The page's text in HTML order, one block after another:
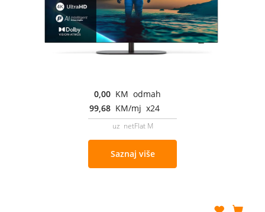
0,00 KM odmah
99,68 KM/mj x24
uz netFlat M
Saznaj više